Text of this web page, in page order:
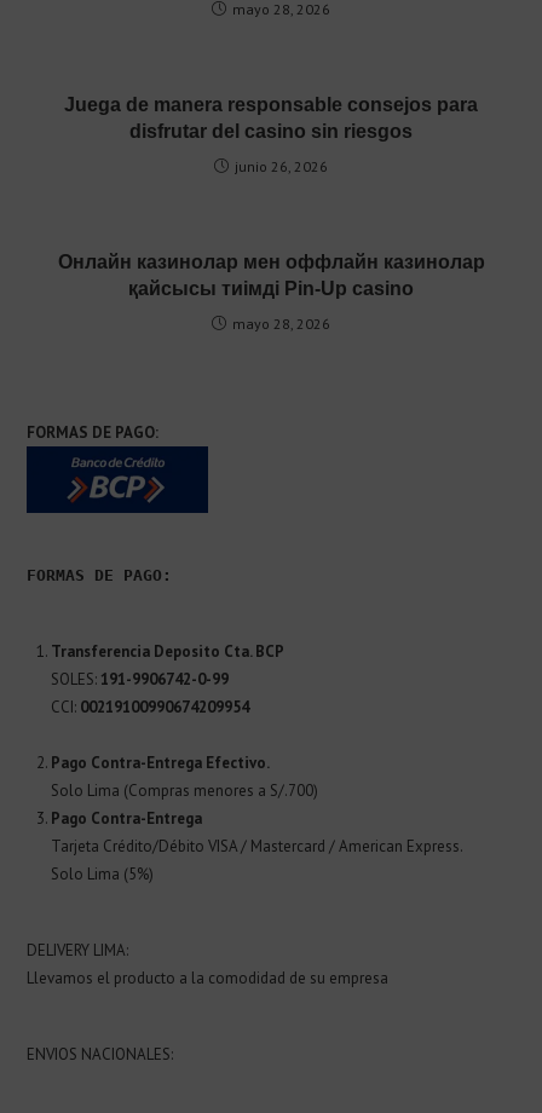
mayo 28, 2026
Juega de manera responsable consejos para
disfrutar del casino sin riesgos
junio 26, 2026
Онлайн казинолар мен оффлайн казинолар
қайсысы тиімді Pin-Up casino
mayo 28, 2026
FORMAS DE PAGO:
FORMAS DE PAGO:
Transferencia Deposito Cta. BCP
SOLES: 191-9906742-0-99
CCI: 00219100990674209954
Pago Contra-Entrega Efectivo.
Solo Lima (Compras menores a S/.700)
Pago Contra-Entrega
Tarjeta Crédito/Débito VISA / Mastercard / American Express.
Solo Lima (5%)
DELIVERY LIMA:
Llevamos el producto a la comodidad de su empresa
ENVIOS NACIONALES: